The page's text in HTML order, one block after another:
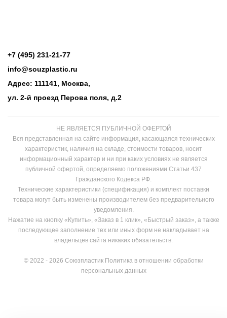
+7 (495) 231-21-77
info@souzplastic.ru
Адрес: 111141, Москва,
ул. 2-й проезд Перова поля, д.2
НЕ ЯВЛЯЕТСЯ ПУБЛИЧНОЙ ОФЕРТОЙ
Вся представленная на сайте информация, касающаяся технических
характеристик, наличия на складе, стоимости товаров, носит
информационный характер и ни при каких условиях не является
публичной офертой, определяемо положениями Статьи 437
Гражданского Кодекса РФ.
Технические характеристики (спецификация) и комплект поставки
товара могут быть изменены производителем без предварительного
уведомления.
Нажатие на кнопку «Купить», «Заказ в 1 клик», «Быстрый заказ», а также
последующее заполнение тех или иных форм не накладывает на
владельцев сайта никаких обязательств.
© 2022 - 2026 Союзпластик Политика в отношении обработки
персональных данных